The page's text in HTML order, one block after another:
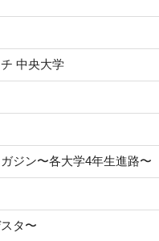
中央大学
ジン〜各大学4年生進路〜
タ〜